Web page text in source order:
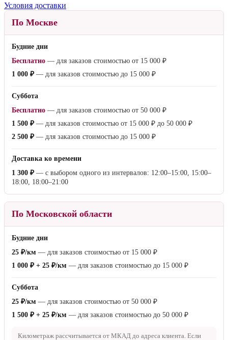
Условия доставки
По Москве
Будние дни
Бесплатно — для заказов стоимостью от 15 000 ₽
1 000 ₽— для заказов стоимостью до 15 000 ₽
Суббота
Бесплатно — для заказов стоимостью от 50 000 ₽
1 500 ₽— для заказов стоимостью от 15 000 ₽ до 50 000 ₽
2 500 ₽— для заказов стоимостью до 15 000 ₽
Доставка ко времени
1 300 ₽— с выбором одного из интервалов: 12:00–15:00, 15:00–
18:00, 18:00–21:00
По Московской области
Будние дни
25 ₽/км — для заказов стоимостью от 15 000 ₽
1 000 ₽ + 25 ₽/км — для заказов стоимостью до 15 000 ₽
Суббота
25 ₽/км — для заказов стоимостью от 50 000 ₽
1 500 ₽ + 25 ₽/км — для заказов стоимостью до 50 000 ₽
Километраж рассчитывается от МКАД до адреса клиента. Если